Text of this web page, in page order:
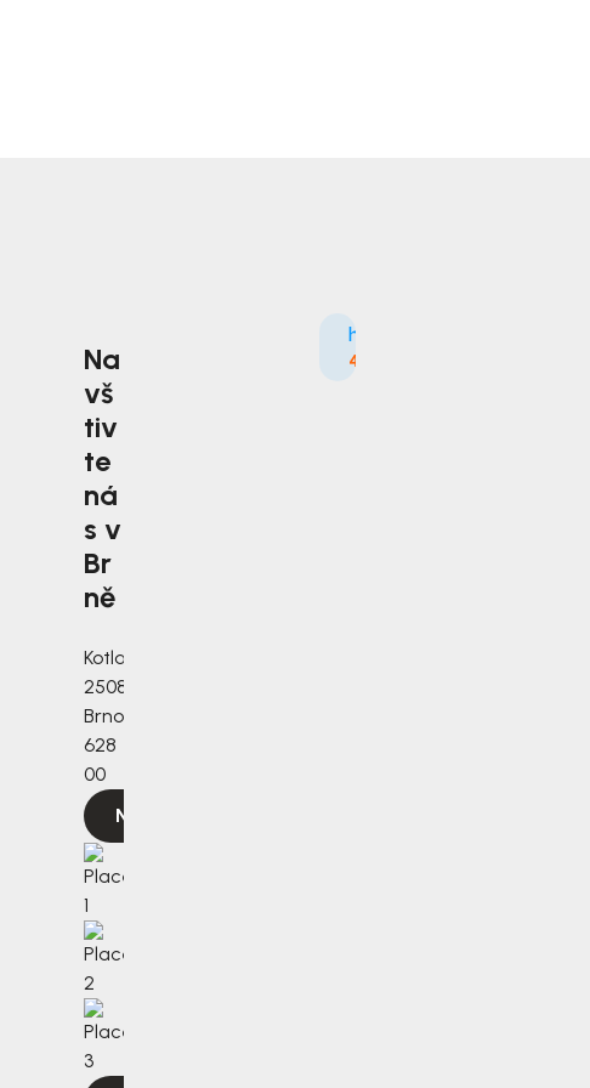
Na
vš
tiv
te
ná
s v
Br
ně
Kotlanova
2508/3a,
Brno,
628
00
Navigovat
4.9